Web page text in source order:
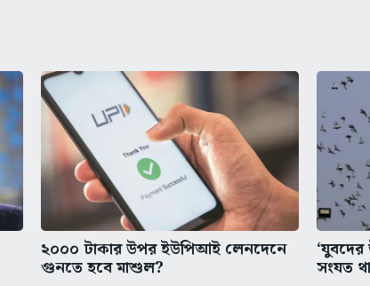
২০০০ টাকার উপর ইউপিআই লেনদেনে
গুনতে হবে মাশুল? সংযত